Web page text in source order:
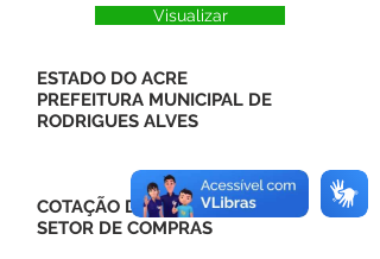
Visualizar
ESTADO DO ACRE
PREFEITURA MUNICIPAL DE
RODRIGUES ALVES
COTAÇÃO DE PREÇO
SETOR DE COMPRAS